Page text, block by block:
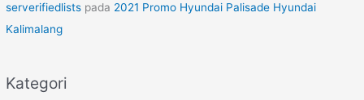
serverifiedlists pada 2021 Promo Hyundai Palisade Hyundai
Kalimalang
Kategori